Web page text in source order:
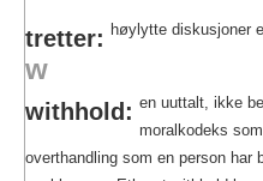
tretter: høylytte diskusjoner
w
withhold: en uuttalt, ikke
moralkodeks
overthandling som en person har